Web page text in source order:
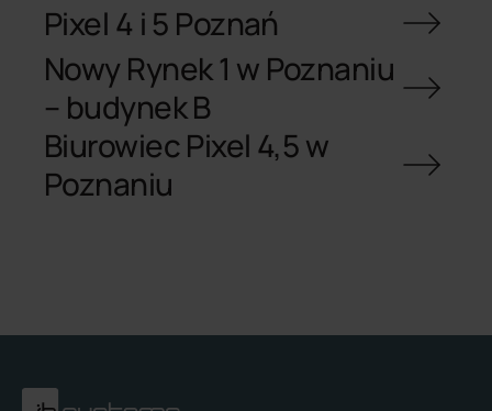
Pixel 4 i 5 Poznań
Nowy Rynek 1 w Poznaniu
– budynek B
Biurowiec Pixel 4,5 w
Poznaniu